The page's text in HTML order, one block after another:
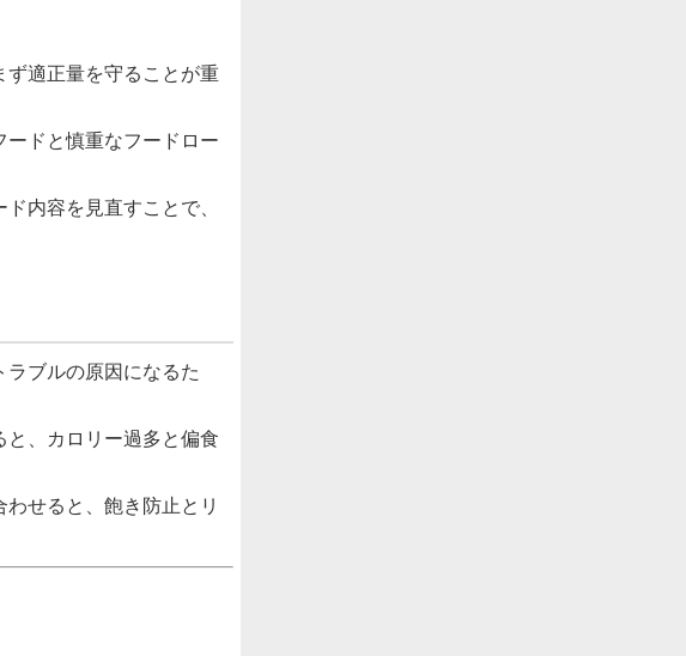
ず適正量を守ることが重
ドと慎重なフードロー
内容を見直すことで、
ブルの原因になるた
、カロリー過多と偏食
せると、飽き防止とリ